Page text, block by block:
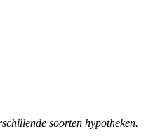
soorten hypotheken.